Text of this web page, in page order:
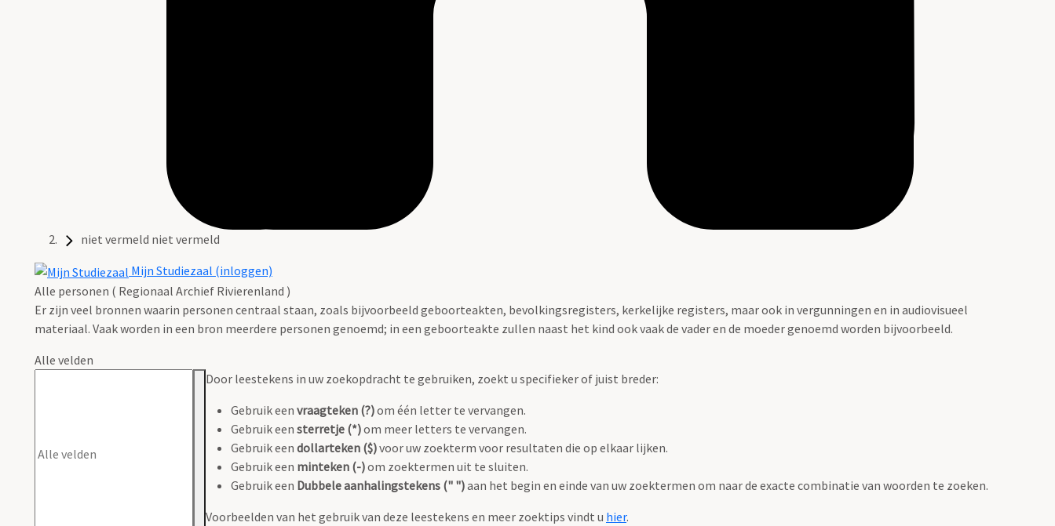
niet vermeld niet vermeld
Mijn Studiezaal (inloggen)
Alle personen ( Regionaal Archief Rivierenland )
Er zijn veel bronnen waarin personen centraal staan, zoals bijvoorbeeld geboorteakten, bevolkingsregisters, kerkelijke registers, maar ook in vergunningen en in audiovisueel
materiaal. Vaak worden in een bron meerdere personen genoemd; in een geboorteakte zullen naast het kind ook vaak de vader en de moeder genoemd worden bijvoorbeeld.
Alle velden
Door leestekens in uw zoekopdracht te gebruiken, zoekt u specifieker of juist breder:
Gebruik een vraagteken (?)om één letter te vervangen.
Gebruik een sterretje (*)om meer letters te vervangen.
Gebruik een dollarteken ($)voor uw zoekterm voor resultaten die op elkaar lijken.
Gebruik een minteken (-)om zoektermen uit te sluiten.
Gebruik een Dubbele aanhalingstekens (" ")aan het begin en einde van uw zoektermen om naar de exacte combinatie van woorden te zoeken.
Voorbeelden van het gebruik van deze leestekens en meer zoektips vindt u hier.